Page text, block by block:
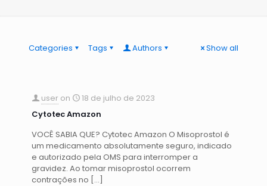
Categories Tags Authors Show all
user on
18 de julho de 2023
Cytotec Amazon
VOCÊ SABIA QUE? Cytotec Amazon O Misoprostol é
um medicamento absolutamente seguro, indicado
e autorizado pela OMS para interromper a
gravidez. Ao tomar misoprostol ocorrem
contrações no […]